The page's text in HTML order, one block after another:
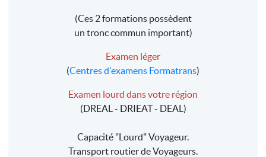
(Ces 2 formations possèdent
un tronc commun important)
Examen léger
(Centres d'examens Formatrans)
Examen lourd dans votre région
(DREAL - DRIEAT - DEAL)
Capacité "Lourd" Voyageur.
Transport routier de Voyageurs.